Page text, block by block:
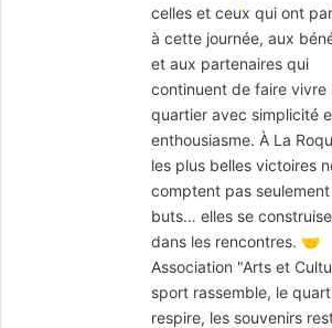
celles et ceux qui ont
à cette journée, aux
et aux partenaires qui
continuent de faire vivre
quartier avec simplicité
enthousiasme. À La
les plus belles victoires
comptent pas seulement
buts… elles se
dans les rencontres. 🤝
Association "Arts et
sport rassemble, le
respire, les souvenirs